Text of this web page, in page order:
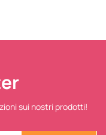
sui nostri prodotti!